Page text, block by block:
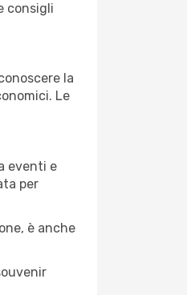
consigli
la
Le
eventi e
per
è anche